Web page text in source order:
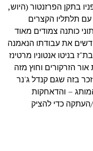
בתקן הפרזנטור (היוש,
עם תלתליו הקצרים
כותנה צמודים מאוד
את עבודתו הנאמנה
הלוא הוא בת"ז בניטו אנטוניו מרטינז
אור הזרקורים וחוץ מזה
בזה שגם קנדל ג'נר
– והדאחקות
כדי להציק